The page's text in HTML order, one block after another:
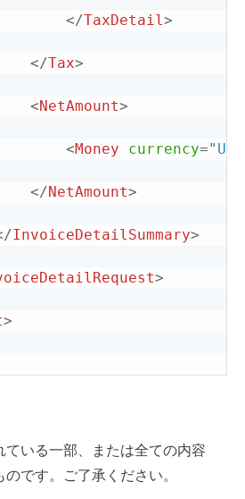
</TaxDetail>
</Tax>
<NetAmount>
<Money currency=" USD
</NetAmount>
InvoiceDetailSummary>
>
>
ている一部、または全ての内容
です。ご了承ください。